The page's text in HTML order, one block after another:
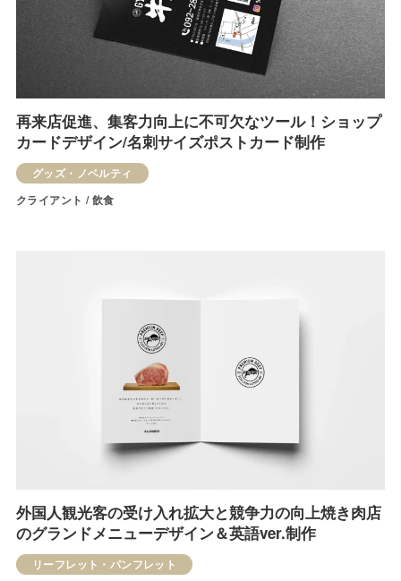
再来店促進、集客力向上に不可欠なツール！ショップ
カードデザイン/名刺サイズポストカード制作
グッズ・ノベルティ
クライアント / 飲食
外国人観光客の受け入れ拡大と競争力の向上焼き肉店
のグランドメニューデザイン＆英語ver.制作
リーフレット・パンフレット